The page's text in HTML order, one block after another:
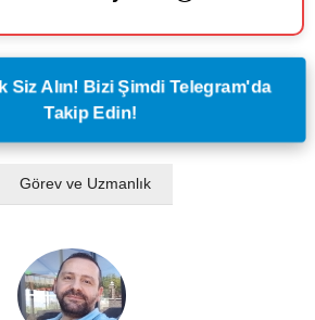
Siz Alın! Bizi Şimdi Telegram'da
Takip Edin!
Görev ve Uzmanlık